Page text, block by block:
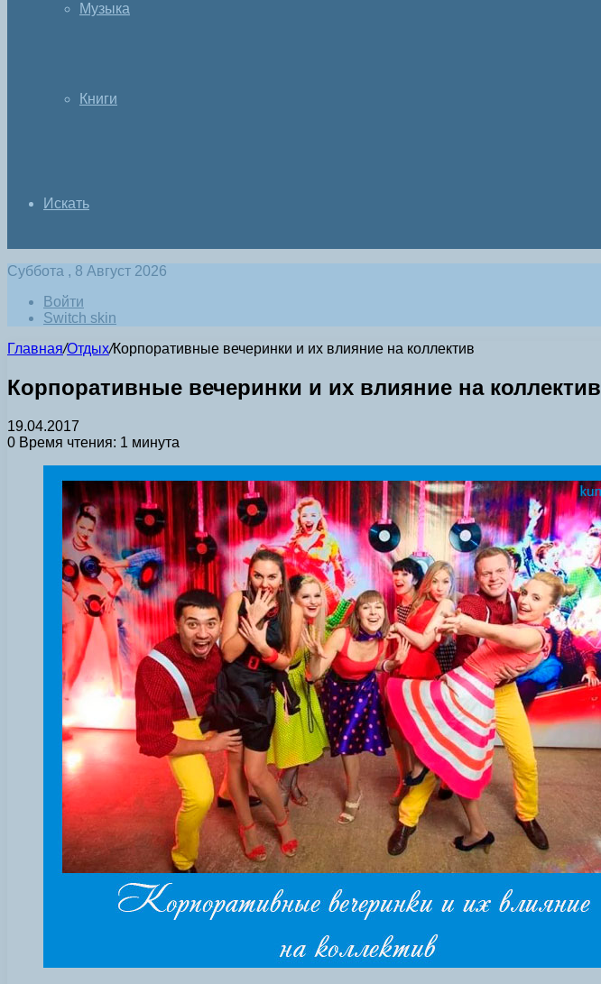
Музыка
Книги
Искать
Суббота , 8 Август 2026
Войти
Switch skin
Главная/Отдых/Корпоративные вечеринки и их влияние на коллектив
Корпоративные вечеринки и их влияние на коллектив
19.04.2017
0 Время чтения: 1 минута